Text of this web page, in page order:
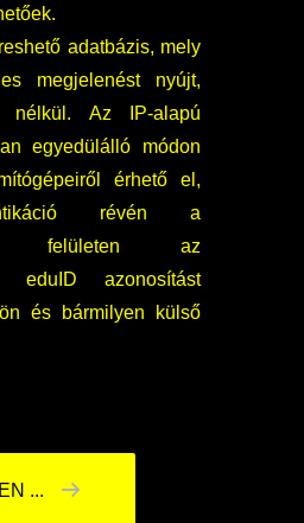
adatbázis, mely
megjelenést nyújt,
nélkül. Az IP-alapú
egyedülálló módon
érhető el,
révén a
az
eduID azonosítást
és bármilyen külső
...